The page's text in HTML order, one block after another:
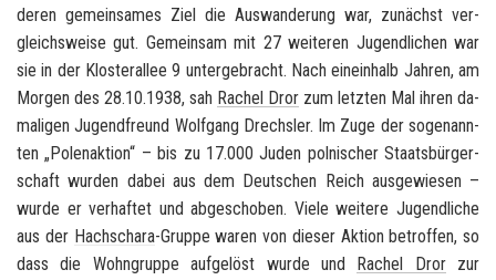
deren ge­mein­sa­mes Ziel die Aus­wan­de­rung war, zu­nächst ver­
gleichs­wei­se gut. Ge­mein­sam mit 27 wei­te­ren Ju­gend­li­chen war
sie in der Klos­ter­al­lee 9 un­ter­ge­bracht. Nach ein­ein­halb Jah­ren, am
Mor­gen des 28.10.1938, sah Ra­chel Dror zum letz­ten Mal ihren da­
ma­li­gen Ju­gend­freund Wolf­gang Drechs­ler. Im Zuge der so­ge­nann­
ten „Po­len­ak­ti­on“ – bis zu 17.000 Juden pol­ni­scher Staats­bür­ger­
schaft wur­den dabei aus dem Deut­schen Reich aus­ge­wie­sen –
wurde er ver­haf­tet und ab­ge­scho­ben. Viele wei­te­re Ju­gend­li­che
aus der Hachs­cha­ra-​Gruppe waren von die­ser Ak­ti­on be­trof­fen, so
dass die Wohn­grup­pe auf­ge­löst wurde und Ra­chel Drorzur